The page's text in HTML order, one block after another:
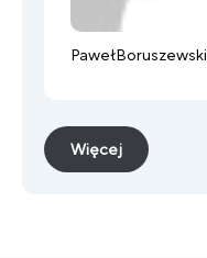
PawełBoruszewski
Więcej